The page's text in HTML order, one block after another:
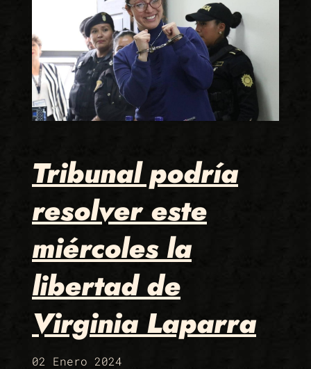
Tribunal podría
resolver este
miércoles la
libertad de
Virginia Laparra
02 Enero 2024